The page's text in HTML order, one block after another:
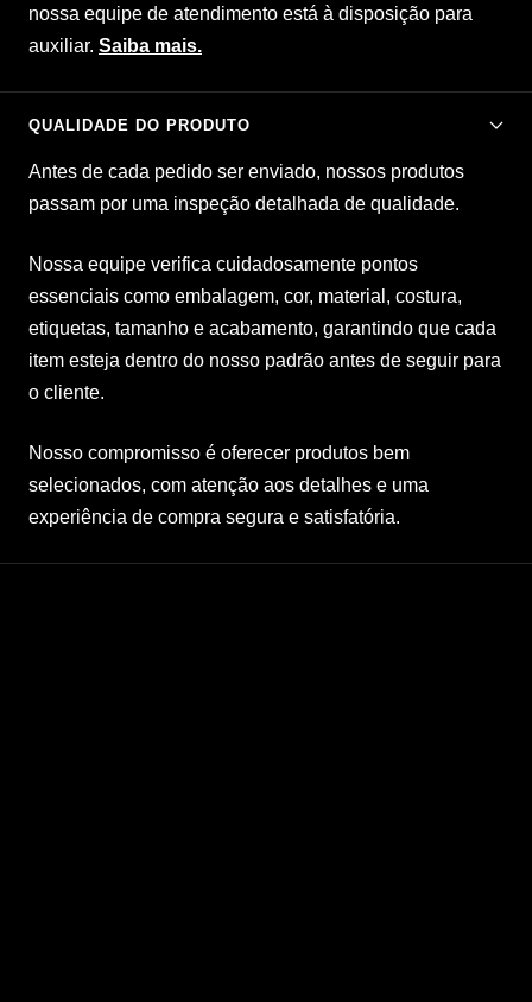
nossa equipe de atendimento está à disposição para
auxiliar. Saiba mais.
QUALIDADE DO PRODUTO
Antes de cada pedido ser enviado, nossos produtos
passam por uma inspeção detalhada de qualidade.
Nossa equipe verifica cuidadosamente pontos
essenciais como embalagem, cor, material, costura,
etiquetas, tamanho e acabamento, garantindo que cada
item esteja dentro do nosso padrão antes de seguir para
o cliente.
Nosso compromisso é oferecer produtos bem
selecionados, com atenção aos detalhes e uma
experiência de compra segura e satisfatória.